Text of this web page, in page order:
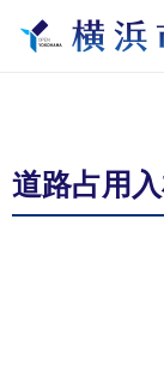
道路占用